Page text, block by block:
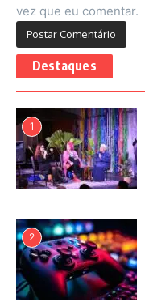
vez que eu comentar.
Destaques
1
2